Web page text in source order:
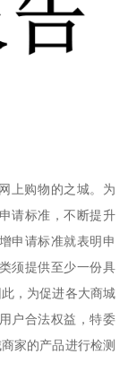
上购物的之城。为
请标准，不断提升
申请标准就表明申
须提供至少一份具
，为促进各大商城
户合法权益，特委
家的产品进行检测